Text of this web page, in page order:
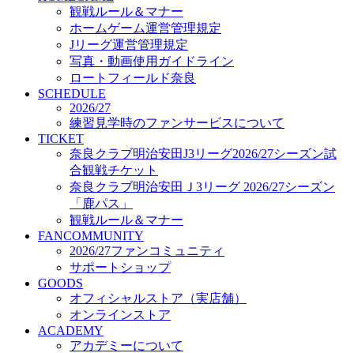
GOODS
オフィシャルストア（実店舗）
オンラインストア
ACADEMY
アカデミーについて
プロジェクト
コーチ&スタッフ
ジュニア
ジュニアユース
ユース
練習拠点（ナラディーア）
SCHOOL
2026/27 パートナー企業
パートナー募集
クラブ理念
クラブ情報
サステナビリティ
Web制作支援
応援プロジェクト
観戦ルール＆マナー
ホームゲーム運営管理規定
Jリーグ運営管理規定
写真・動画使用ガイドライン
ロートフィールド奈良
SCHEDULE
2026/27
練習見学時のファンサービスについて
TICKET
奈良クラブ明治安田J3リーグ2026/27シーズン試
合観戦チケット
奈良クラブ明治安田Ｊ3リーグ 2026/27シーズン
「鹿パス」
観戦ルール＆マナー
FANCOMMUNITY
2026/27ファンコミュニティ
サポートショップ
GOODS
オフィシャルストア（実店舗）
オンラインストア
ACADEMY
アカデミーについて